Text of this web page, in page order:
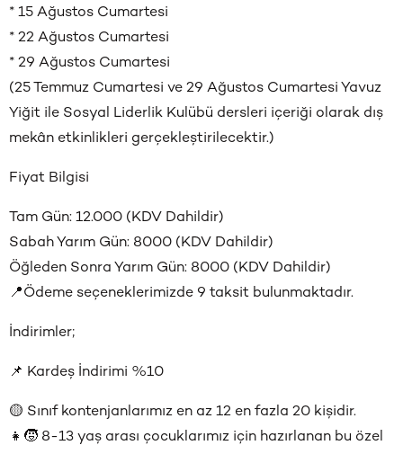
* 15 Ağustos Cumartesi
* 22 Ağustos Cumartesi
* 29 Ağustos Cumartesi
(25 Temmuz Cumartesi ve 29 Ağustos Cumartesi Yavuz
Yiğit ile Sosyal Liderlik Kulübü dersleri içeriği olarak dış
mekân etkinlikleri gerçekleştirilecektir.)
Fiyat Bilgisi
Tam Gün: 12.000 (KDV Dahildir)
Sabah Yarım Gün: 8000 (KDV Dahildir)
Öğleden Sonra Yarım Gün: 8000 (KDV Dahildir)
📍Ödeme seçeneklerimizde 9 taksit bulunmaktadır.
İndirimler;
📌 Kardeş İndirimi %10
🟡 Sınıf kontenjanlarımız en az 12 en fazla 20 kişidir.
👧🧒 8-13 yaş arası çocuklarımız için hazırlanan bu özel